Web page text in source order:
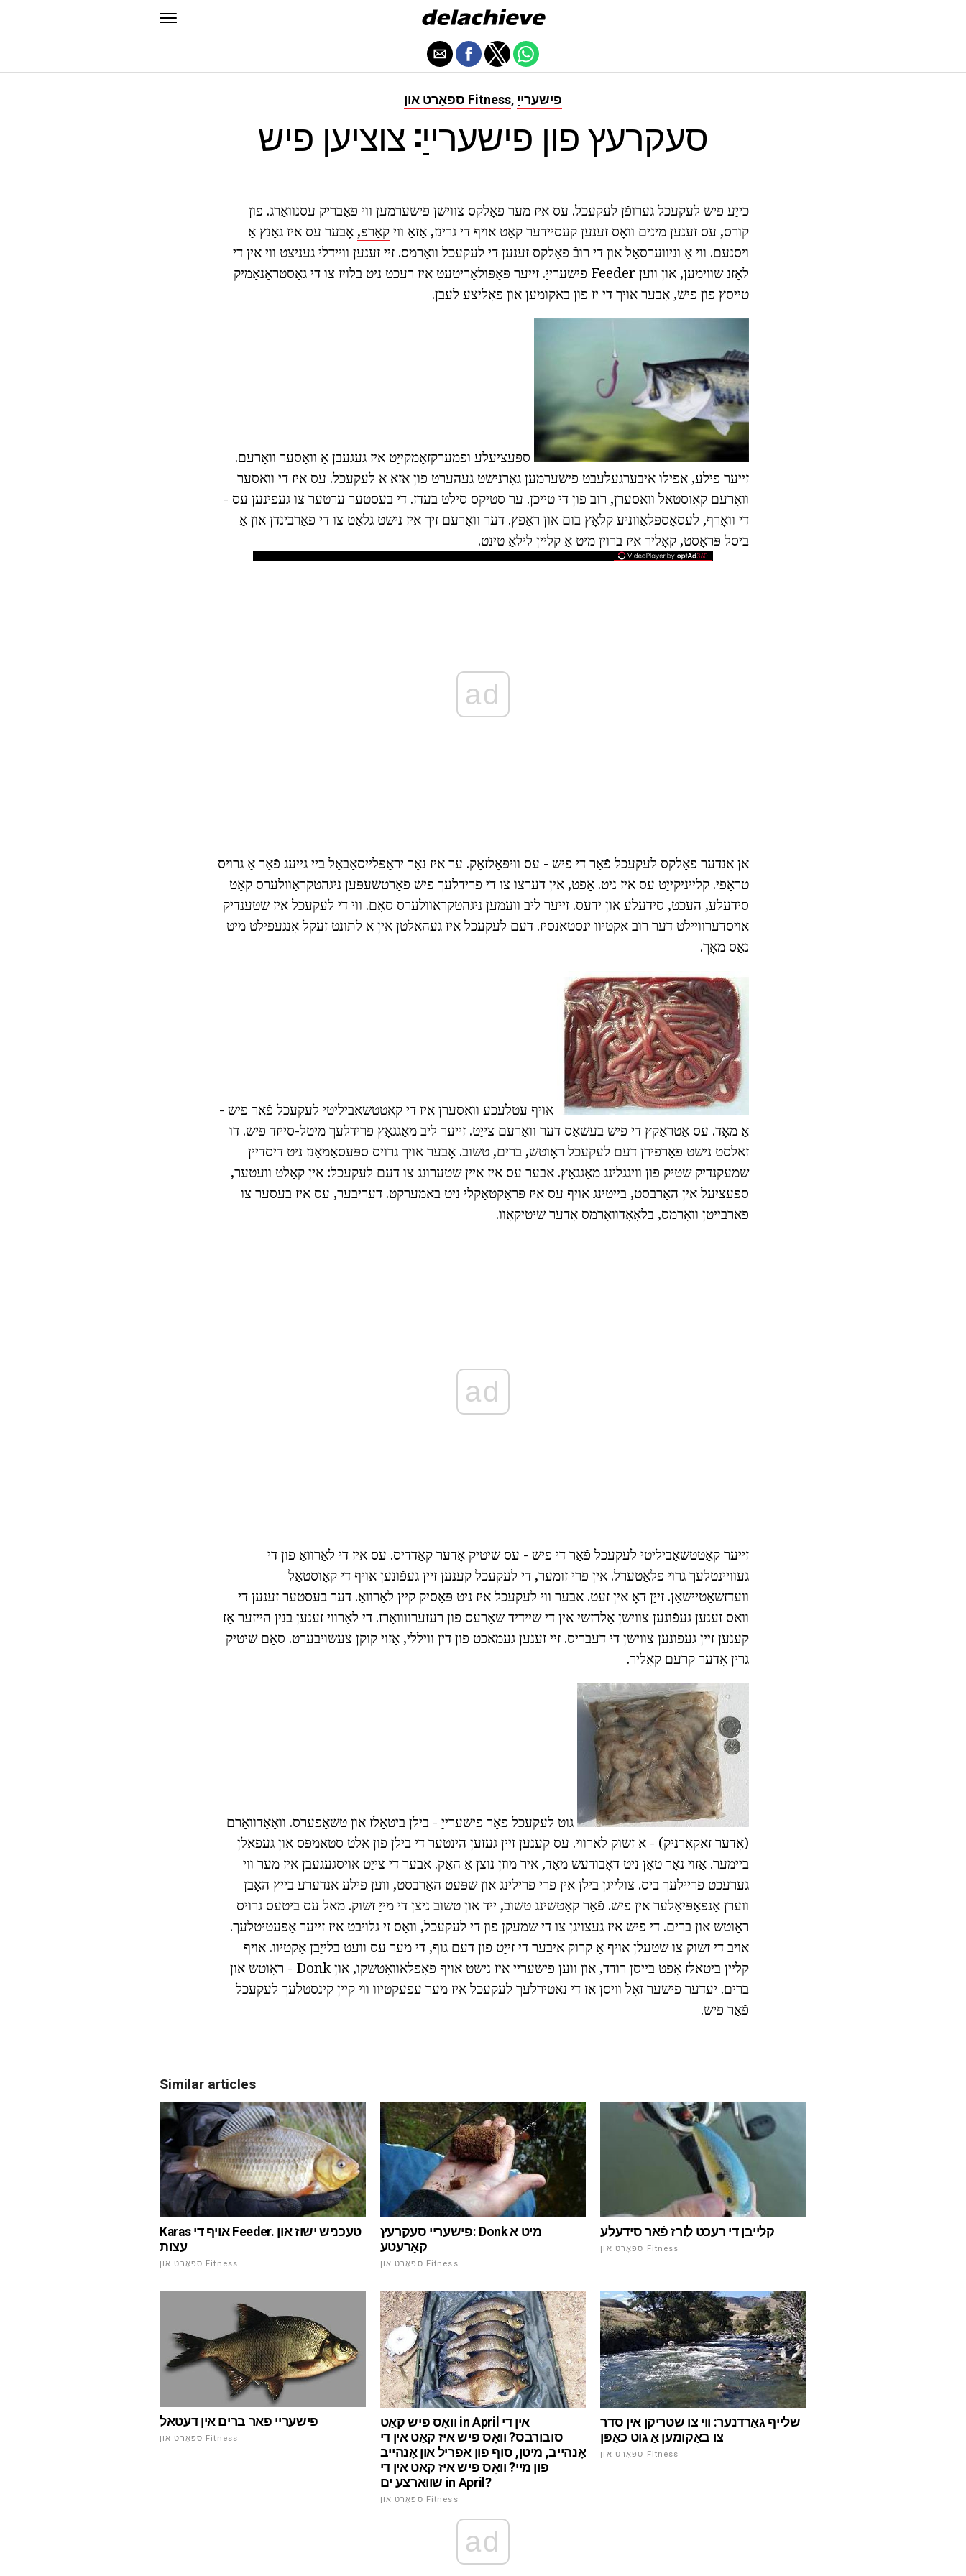
ספּאָרט און Fitness, פישערייַ
סעקרעץ פון פישערייַ: צוציען פיש
כייַע פיש לעקעכל גערופֿן לעקעכל. עס איז מער פאָלקס צווישן פישערמען ווי פאַבריק עסנוואַרג. פון
קורס, עס זענען מינים וואָס זענען קעסיידער קאַט אויף די גרינז, אַזאַ וויקאַרפּ, אָבער עס איז גאַנץ אַ
ויסנעם. ווי אַ וניווערסאַל און די רובֿ פאָלקס זענען די לעקעכל וואָרמס. זיי זענען וויידלי געניצט ווי אין די
לאָזנ שווימען, און ווען Feeder פישערייַ. זייער פּאָפּולאַריטעט איז רעכט ניט בלויז צו די גאַסטראַנאַמיק
טייסץ פון פיש, אָבער אויך די יז פון באקומען און פּאָליצע לעבן.
ספּעציעלע ופמערקזאַמקייַט איז געגעבן אַ וואַסער וואָרעם.
זייער פילע, אַפֿילו איבערגעלעבט פישערמען גאָרנישט געהערט פון אַזאַ אַ לעקעכל. עס איז די וואַסער
וואָרעם קאָוסטאַל וואסערן, רובֿ פון די טייכן. ער סטיקס סילט בעדז. די בעסטער ערטער צו געפינען עס -
די וואָרף, לעסאָספּלאַווניע קלאָץ בום און ראַפץ. דער וואָרעם זיך איז נישט גלאַט צו די פאַרבינדן און אַ
ביסל פּראָסט, קאָליר איז ברוין מיט אַ קליין לילאַ טינט.
ad
אן אנדער פאָלקס לעקעכל פֿאַר די פיש - עס וויפּאָלזאָק. ער איז נאָר יראַפּלייסאַבאַל ביי גייעג פֿאַר אַ גרויס
טראָפי. קלייניקייַט עס איז ניט. אָפֿט, אין דערצו צו די פרידלעך פיש פאַרטשעפּען ניגהטקראַוולערס קאַט
סידעלע, העכט, סידעלע און ידעס. זייער ליב וועמען ניגהטקראַוולערס סאָם. ווי די לעקעכל איז שטענדיק
אויסדערוויילט דער רובֿ אַקטיוו ינסטאַנסיז. דעם לעקעכל איז געהאלטן אין אַ לתונט זעקל אָנגעפילט מיט
נאַס מאָך.
אויף עטלעכע וואסערן איז די קאַטטשאַביליטי לעקעכל פֿאַר פיש -
אַ מאָד. עס אַטראַקץ די פיש בעשאַס דער וואַרעם צייַט. זייער ליב מאַגגאָץ פרידלעך מיטל-סייזד פיש. דו
זאלסט נישט פאַרפירן דעם לעקעכל ראָוטש, ברים, טשוב. אָבער אויך גרויס ספּעסאַמאַנז ניט דיסדיין
שמעקנדיק שטיק פון וויגגלינג מאַגגאָץ. אבער עס איז איין שטערונג צו דעם לעקעכל: אין קאַלט וועטער,
ספּעציעל אין האַרבסט, בייטינג אויף עס איז פּראַקטאַקלי ניט באמערקט. דעריבער, עס איז בעסער צו
פאַרבייַטן וואָרמס, בלאָאָדוואָרמס אָדער שיטיקאָוו.
ad
זייער קאַטטשאַביליטי לעקעכל פֿאַר די פיש - עס שיטיק אָדער קאַדדיס. עס איז די לאַרוואַ פון די
געוויינטלעך גרוי פלאַטערל. אין פרי זומער, די לעקעכל קענען זיין געפֿונען אויף די קאָוסטאַל
וועדזשאַטיישאַן. זייַן דאָ אין זעט. אבער ווי לעקעכל איז ניט פּאַסיק קיין לאַרוואַ. דער בעסטער זענען די
וואס זענען געפֿונען צווישן אַלדזשי אין די שיידיד שאָרעס פון רעזערוווואַרז. די לאַרווי זענען בנין הייזער אַז
קענען זיין געפֿונען צווישן די דעבריס. זיי זענען געמאכט פון דין וויללי, אַזוי קוקן צעשויבערט. סאַם שיטיק
גרין אָדער קרעם קאָליר.
גוט לעקעכל פֿאַר פישערייַ - בילן ביטאַלז און טשאַפערס. וואָאָדוואָרם
(אָדער זאַקאָרניק) - אַ זשוק לאַרווי. עס קענען זיין געזען הינטער די בילן פון אַלט סטאַמפּס און געפֿאַלן
ביימער. אַזוי נאָר טאָן ניט דאָבודעש מאָד, איר מוזן נוצן אַ האַק. אבער די צייַט אויסגעגעבן איז מער ווי
גערעכט פריילעך ביס. צולייגן בילן אין פרי פרילינג און שפּעט האַרבסט, ווען פילע אנדערע בייץ האָבן
ווערן אַנפּאַפּיאַלער אין פיש. פֿאַר קאַטשינג טשוב, ייד און טשוב ניצן די מייַ זשוק. מאל עס ביטעס גרויס
ראָוטש און ברים. די פיש איז געצויגן צו די שמעקן פון די לעקעכל, וואָס זי גלויבט איז זייער אַפּעטיטלעך.
אויב די זשוק צו שטעלן אויף אַ קרוק איבער די זייַט פון דעם גוף, די מער עס וועט בלייַבן אַקטיוו. אויף
קליין ביטאַלז אָפֿט בייַסן רודד, און ווען פישערייַ איז נישט אויף פּאָפּלאַוואָטשקו, און Donk - ראָוטש און
ברים. יעדער פישער זאָל וויסן אַז די נאַטירלעך לעקעכל איז מער עפעקטיוו ווי קיין קינסטלעך לעקעכל
פֿאַר פיש.
Similar articles
Karas אויף די Feeder. טעכניש ישוז און
עצות
ספּאָרט און Fitness
פישערייַ סעקרעץ: Donk מיט אַ
קאָרעטע
ספּאָרט און Fitness
קלייַבן די רעכט לורז פֿאַר סידעלע
ספּאָרט און Fitness
פישערייַ פֿאַר ברים אין דעטאַל
ספּאָרט און Fitness
וואָס פיש קאַט in April אין די
סובורבס? וואָס פיש איז קאַט אין די
אָנהייב, מיטן, סוף פון אפריל און אָנהייב
פון מייַ? וואָס פיש איז קאַט אין די
שווארצע ים in April?
ספּאָרט און Fitness
שלייף גאַרדנער: ווי צו שטריקן אין סדר
צו באַקומען אַ גוט כאַפּן
ספּאָרט און Fitness
ad